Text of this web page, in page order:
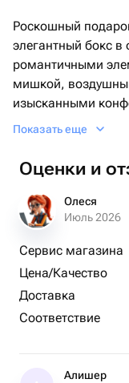
Роскошный
элегантный бокс
романтичными
мишкой,
изысканными
Raffaello. Красные
Идеально
годовщины, 8
любимого человека.
Rocher, мягкая
шоколадные
романтический
конфетами
Показать еще
Оценки и
Олеся
Июль 2026
Сервис магазина
Цена/Качество
Доставка
Соответствие
Алишер